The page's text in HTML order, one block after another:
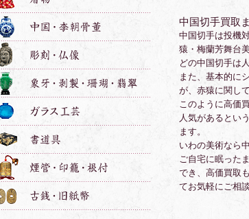
中国切手買取
中国切手は投機
猿・梅蘭芳舞台
どの中国切手は
また、基本的に
が、赤猿に関し
このように高価
人気があるとい
ます。
いわの美術なら
ご自宅に眠った
でき、高価買取
てお気軽にご相